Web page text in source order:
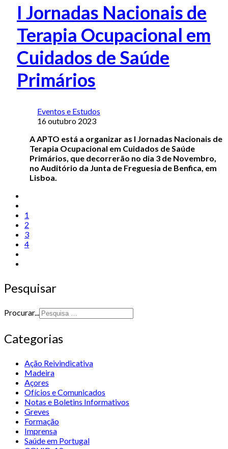
I Jornadas Nacionais de
Terapia Ocupacional em
Cuidados de Saúde
Primários
Eventos e Estudos
16 outubro 2023
A APTO está a organizar as I Jornadas Nacionais de
Terapia Ocupacional em Cuidados de Saúde
Primários, que decorrerão no dia 3 de Novembro,
no Auditório da Junta de Freguesia de Benfica, em
Lisboa.
1
2
3
4
Pesquisar
Procurar...
Categorias
Ação Reivindicativa
Madeira
Açores
Ofícios e Comunicados
Notas e Boletins Informativos
Greves
Formação
Imprensa
Saúde em Portugal